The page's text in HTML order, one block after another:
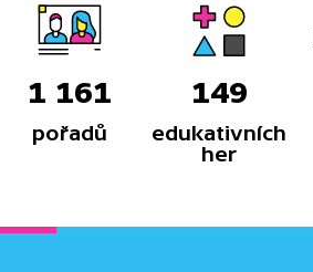
1 161
pořadů
149
edukativních
her